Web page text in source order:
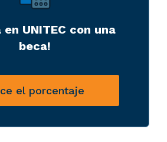
en UNITEC con una
beca!
el porcentaje